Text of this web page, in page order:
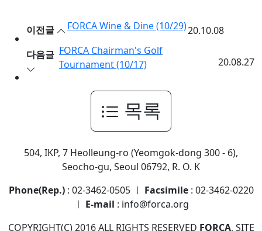
이전글 FORCA Wine & Dine (10/29)20.10.08
다음글 FORCA Chairman's Golf
Tournament (10/17)
20.08.27
목록
504, IKP, 7 Heolleung-ro (Yeomgok-dong 300 - 6),
Seocho-gu, Seoul 06792, R. O. K
Phone(Rep.): 02-3462-0505 ㅣ Facsimile: 02-3462-0220
ㅣ E-mail : info@forca.org
COPYRIGHT(C) 2016 ALL RIGHTS RESERVED FORCA, SITE